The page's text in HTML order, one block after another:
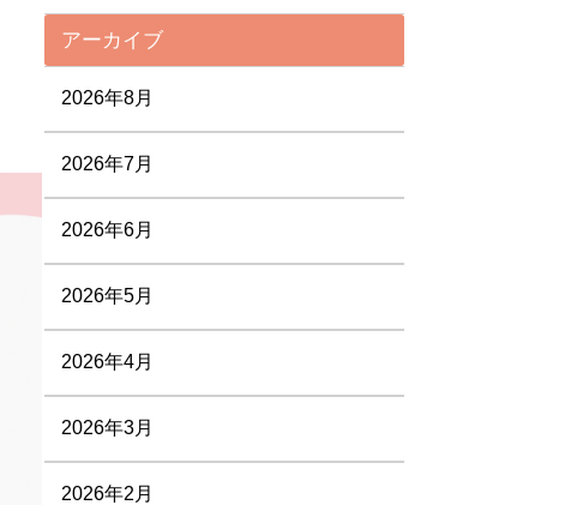
アーカイブ
2026年8月
2026年7月
2026年6月
2026年5月
2026年4月
2026年3月
2026年2月